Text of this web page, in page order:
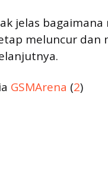
jelas
meluncur dan
GSMArena (2)